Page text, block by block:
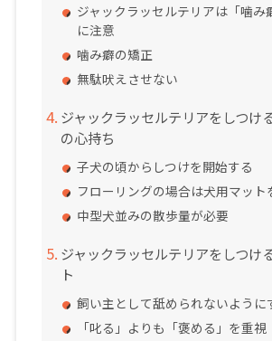
ジャックラッセルテリアは「噛み
に注意
噛み癖の矯正
無駄吠えさせない
ジャックラッセルテリアをしつけ
の心持ち
子犬の頃からしつけを開始する
フローリングの場合は犬用マット
中型犬並みの散歩量が必要
ジャックラッセルテリアをしつけ
ト
飼い主として舐められないように
「叱る」よりも「褒める」を重視